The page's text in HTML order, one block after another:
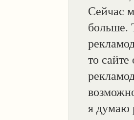
Сейчас
больше.
то
я думаю